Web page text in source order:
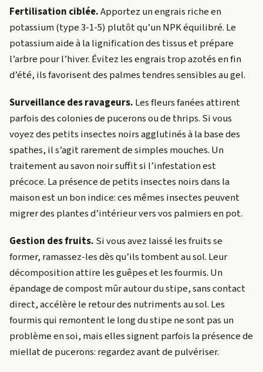
Fertilisation ciblée.Apportez un engrais riche en
potassium (type 3-1-5) plutôt qu’un NPK équilibré. Le
potassium aide à la lignification des tissus et prépare
l’arbre pour l’hiver. Évitez les engrais trop azotés en fin
d’été, ils favorisent des palmes tendres sensibles au gel.
Surveillance des ravageurs. Les fleurs fanées attirent
parfois des colonies de pucerons ou de thrips. Si vous
voyez des petits insectes noirs agglutinés à la base des
spathes, il s’agit rarement de simples mouches. Un
traitement au savon noir suffit si l’infestation est
précoce. La présence de petits insectes noirs dans la
maison est un bon indice: ces mêmes insectes peuvent
migrer des plantes d’intérieur vers vos palmiers en pot.
Gestion des fruits. Si vous avez laissé les fruits se
former, ramassez-les dès qu’ils tombent au sol. Leur
décomposition attire les guêpes et les fourmis. Un
épandage de compost mûr autour du stipe, sans contact
direct, accélère le retour des nutriments au sol. Les
fourmis qui remontent le long du stipe ne sont pas un
problème en soi, mais elles signent parfois la présence de
miellat de pucerons: regardez avant de pulvériser.